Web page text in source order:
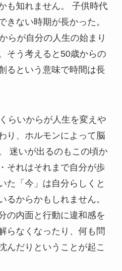
も知れません。 子供時代
きない時期が長かった。
らが自分の人生の始まり
そう考えると50歳からの
るという意味で時間は長
らいからが人生を変えや
り、ホルモンによって脳
迷いが出るのもこの頃か
それはそれまで自分が歩
た「今」は自分らしくと
るからかもしれません。
の内面と行動に違和感を
らなくなったり、何も問
んだりということが起こ